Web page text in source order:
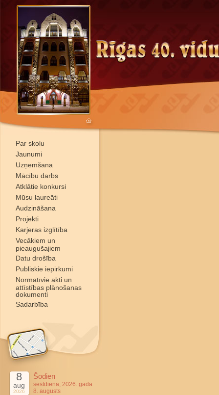
Par skolu
Jaunumi
Uzņemšana
Mācību darbs
Atklātie konkursi
Mūsu laureāti
Audzināšana
Projekti
Karjeras izglītība
Vecākiem un
pieaugušajiem
Datu drošība
Publiskie iepirkumi
Normatīvie akti un
attīstības plānošanas
dokumenti
Sadarbība
8
aug
2026
Šodien
sestdiena, 2026. gada
8. augusts